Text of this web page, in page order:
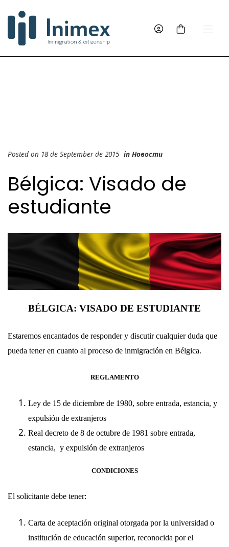
Posted on 18 de September de 2015 in Новости
Bélgica: Visado de
estudiante
BÉLGICA: VISADO DE ESTUDIANTE
Estaremos encantados de responder y discutir cualquier duda que
pueda tener en cuanto al proceso de inmigración en Bélgica.
REGLAMENTO
Ley de 15 de diciembre de 1980, sobre entrada, estancia, y
expulsión de extranjeros
Real decreto de 8 de octubre de 1981 sobre entrada,
estancia, y expulsión de extranjeros
CONDICIONES
El solicitante debe tener:
Carta de aceptación original otorgada por la universidad o
institución de educación superior, reconocida por el